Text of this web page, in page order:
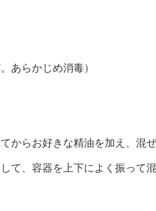
あらかじめ消毒）
からお好きな精油を加え、混ぜ
て、容器を上下によく振って混